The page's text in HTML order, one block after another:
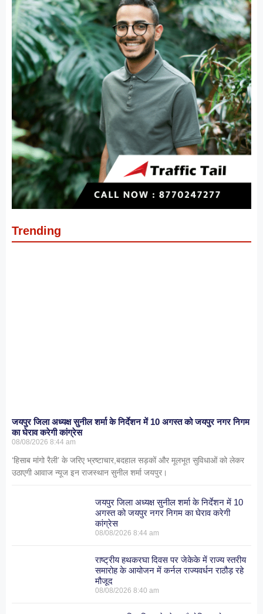
Trending
जयपुर जिला अध्यक्ष सुनील शर्मा के निर्देशन में 10 अगस्त को जयपुर नगर निगम
का घेराव करेगी कांग्रेस
08/08/2026 8:44 am
‘हिसाब मांगो रैली’ के जरिए भ्रष्टाचार,बदहाल सड़कों और मूलभूत सुविधाओं को लेकर
उठाएगी आवाज न्यूज इन राजस्थान सुनील शर्मा जयपुर।
जयपुर जिला अध्यक्ष सुनील शर्मा के निर्देशन में 10
अगस्त को जयपुर नगर निगम का घेराव करेगी
कांग्रेस
08/08/20268:44 am
राष्ट्रीय हथकरघा दिवस पर जेकेके में राज्य स्तरीय
समारोह के आयोजन में कर्नल राज्यवर्धन राठौड़ रहे
मौजूद
08/08/20268:40 am